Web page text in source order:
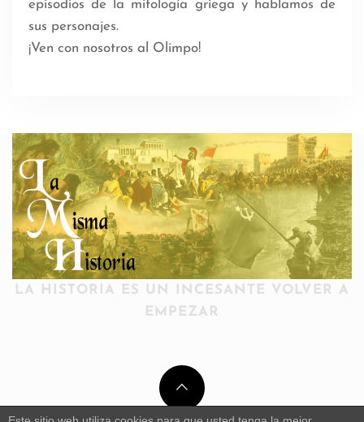
episodios de la mitología griega y hablamos de
sus personajes.
¡Ven con nosotros al Olimpo!
LA HISTORIA ES UN INCESANTE VOLVER A
EMPEZAR